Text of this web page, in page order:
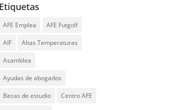
Etiquetas
AFE Emplea AFE Futgolf
AIF Altas Temperaturas
Asamblea
Ayudas de abogados
Becas de estudio Centro AFE